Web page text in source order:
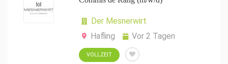
Der Mesnerwirt
Hafling
Vor 2 Tagen
VOLLZEIT